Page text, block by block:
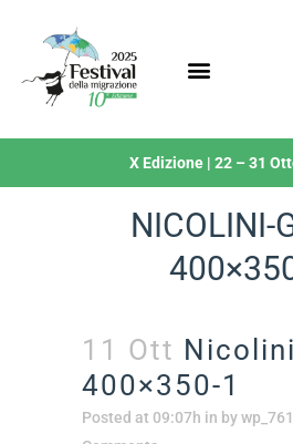
X Edizione | 22 – 31
NICOLINI-
11 Ott
400×350-1
Posted at 09:07h in by